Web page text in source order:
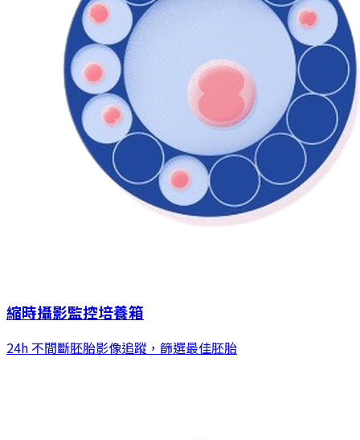
縮時攝影監控培養箱
24h 不間斷胚胎影像追蹤，篩選最佳胚胎